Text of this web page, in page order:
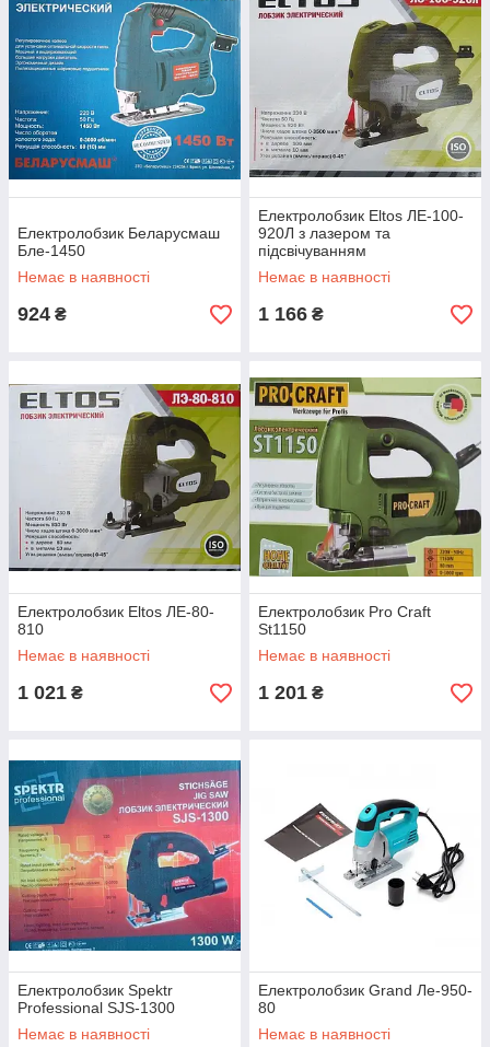
Електролобзик Беларусмаш
Бле-1450
Немає в наявності
924 ₴
Електролобзик Eltos ЛЕ-100-
920Л з лазером та
підсвічуванням
Немає в наявності
1 166 ₴
Електролобзик Eltos ЛЕ-80-
810
Немає в наявності
1 021 ₴
Електролобзик Pro Craft
St1150
Немає в наявності
1 201 ₴
Електролобзик Spektr
Professional SJS-1300
Немає в наявності
Електролобзик Grand Ле-950-
80
Немає в наявності